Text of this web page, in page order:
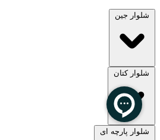
شلوار جین
مشاهده همه
شلوار کتان
شلوار پارچه ای